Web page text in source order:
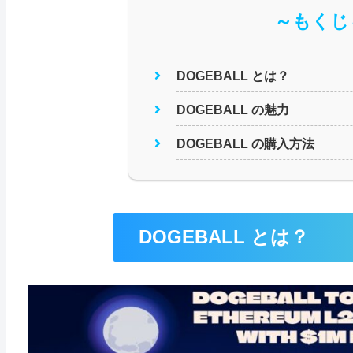
～もくじ
DOGEBALL とは？
DOGEBALL の魅力
DOGEBALL の購入方法
DOGEBALL とは？